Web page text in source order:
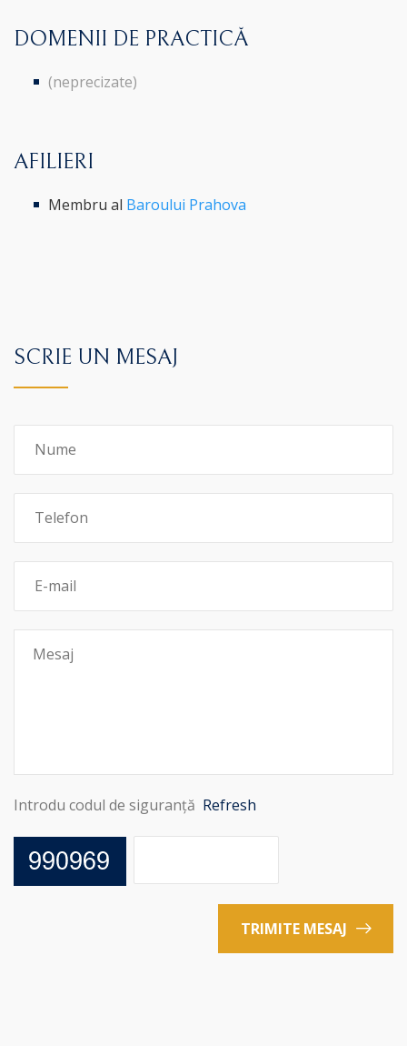
DOMENII DE PRACTICĂ
(neprecizate)
AFILIERI
Membru al Baroului Prahova
SCRIE UN MESAJ
Introdu codul de siguranță Refresh
TRIMITE MESAJ